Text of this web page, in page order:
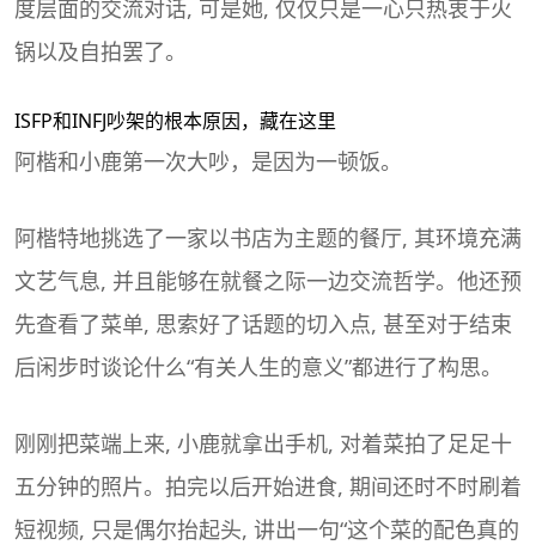
度层面的交流对话, 可是她, 仅仅只是一心只热衷于火
锅以及自拍罢了。
ISFP和INFJ吵架的根本原因，藏在这里
阿楷和小鹿第一次大吵，是因为一顿饭。
阿楷特地挑选了一家以书店为主题的餐厅, 其环境充满
文艺气息, 并且能够在就餐之际一边交流哲学。他还预
先查看了菜单, 思索好了话题的切入点, 甚至对于结束
后闲步时谈论什么“有关人生的意义”都进行了构思。
刚刚把菜端上来, 小鹿就拿出手机, 对着菜拍了足足十
五分钟的照片。拍完以后开始进食, 期间还时不时刷着
短视频, 只是偶尔抬起头, 讲出一句“这个菜的配色真的